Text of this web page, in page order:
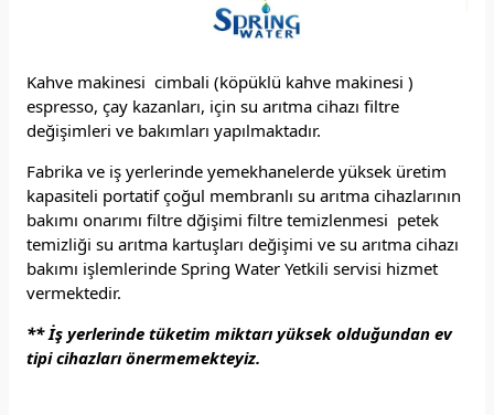
Kahve makinesi cimbali (köpüklü kahve makinesi )
espresso, çay kazanları, için su arıtma cihazı filtre
değişimleri ve bakımları yapılmaktadır.
Fabrika ve iş yerlerinde yemekhanelerde yüksek üretim
kapasiteli portatif çoğul membranlı su arıtma cihazlarının
bakımı onarımı filtre dğişimi filtre temizlenmesi petek
temizliği su arıtma kartuşları değişimi ve su arıtma cihazı
bakımı işlemlerinde Spring Water Yetkili servisi hizmet
vermektedir.
** İş yerlerinde tüketim miktarı yüksek olduğundan ev
tipi cihazları önermemekteyiz.